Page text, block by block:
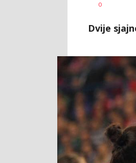
AUTOR
0
Dvije